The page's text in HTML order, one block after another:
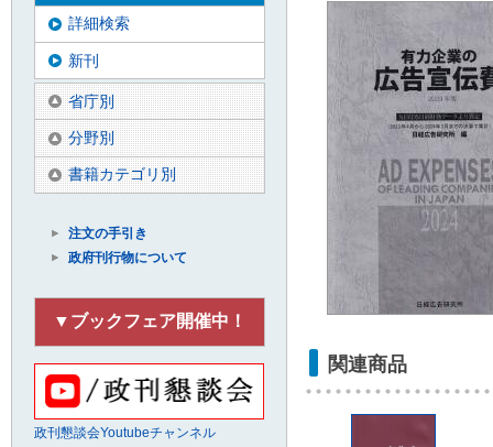
関連商品
詳細検索
新刊
省庁別
分野別
書籍カテゴリ別
注文の手引き
政府刊行物について
▼ブックフェア開催中！
政刊懇談会Youtubeチャンネル